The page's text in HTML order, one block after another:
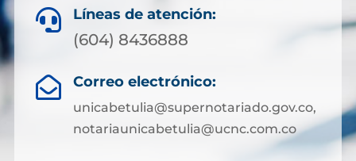
 Líneas de atención:
(604) 8436888
 Correo electrónico:
unicabetulia@supernotariado.gov.co,
notariaunicabetulia@ucnc.com.co